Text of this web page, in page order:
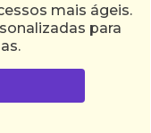
mais ágeis.
para